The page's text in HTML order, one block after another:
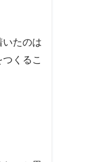
いたのは
くるこ